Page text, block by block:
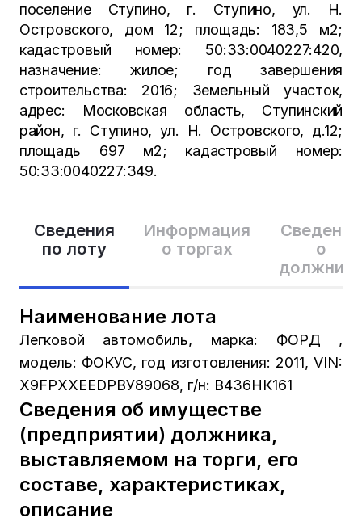
Сведения
по лоту
Информация
о торгах
Сведения
о
Наименование лота
Легковой автомобиль, марка: ФОРД ,
модель: ФОКУС, год изготовления: 2011, VIN:
Х9FРХХЕЕDРВУ89068, г/н: В436НК161
Сведения об имуществе
(предприятии) должника,
выставляемом на торги, его
составе, характеристиках,
описание
поселение Ступино, г. Ступино, ул. Н.
Островского, дом 12; площадь: 183,5 м2;
кадастровый номер: 50:33:0040227:420,
назначение: жилое; год завершения
строительства: 2016; Земельный участок,
адрес: Московская область, Ступинский
район, г. Ступино, ул. Н. Островского, д.12;
площадь 697 м2; кадастровый номер:
50:33:0040227:349.